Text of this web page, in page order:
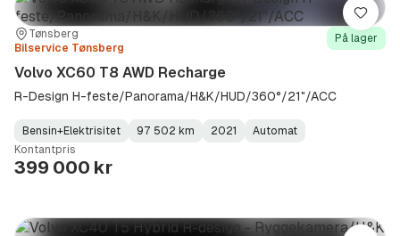
Sted:Tønsberg
Forhandler:
Bilservice Tønsberg
På lager
Volvo XC60 T8 AWD Recharge
R-Design H-feste/Panorama/H&K/HUD/360°/21"/ACC
Fuel
Type:
Bensin+Elektrisitet
Kilometerstand: 97 502 km
Model
Year:
2021
Gearbox
Type:
Automat
Kontantpris
399 000 kr
Lagre